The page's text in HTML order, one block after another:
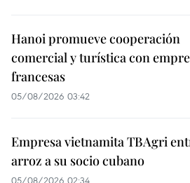
Hanoi promueve cooperación
comercial y turística con
francesas
05/08/2026 03:42
Empresa vietnamita TBAgri
arroz a su socio cubano
05/08/2026 02:34